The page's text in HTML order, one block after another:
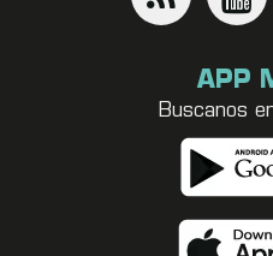
APP
Buscanos